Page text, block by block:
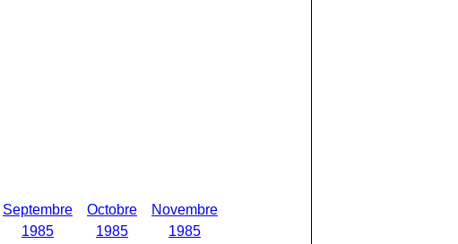
Septembre
1985
Octobre
1985
Novembre
1985